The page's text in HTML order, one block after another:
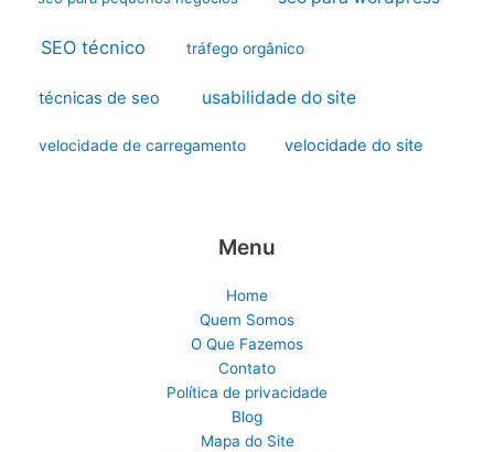
SEO técnico tráfego orgânico
técnicas de seo usabilidade do site
velocidade de carregamento velocidade do site
Menu
Home
Quem Somos
O Que Fazemos
Contato
Política de privacidade
Blog
Mapa do Site